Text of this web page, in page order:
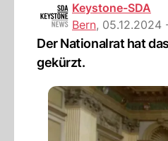
Keystone-SDA
Bern, 05.12.2024
Der Nationalrat hat
gekürzt.